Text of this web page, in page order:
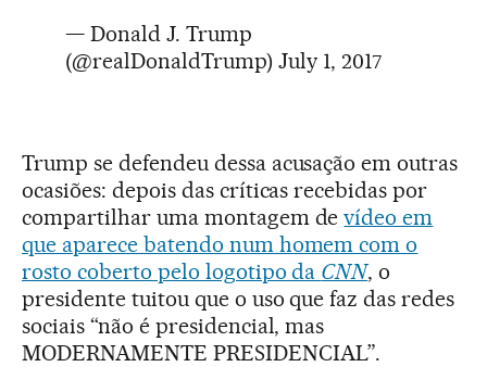
— Donald J. Trump
(@realDonaldTrump) July 1, 2017
Trump se defendeu dessa acusação em outras
ocasiões: depois das críticas recebidas por
compartilhar uma montagem devídeo em
que aparece batendo num homem com o
rosto coberto pelo logotipo da CNN, o
presidente tuitou que o uso que faz das redes
sociais “não é presidencial, mas
MODERNAMENTE PRESIDENCIAL”.